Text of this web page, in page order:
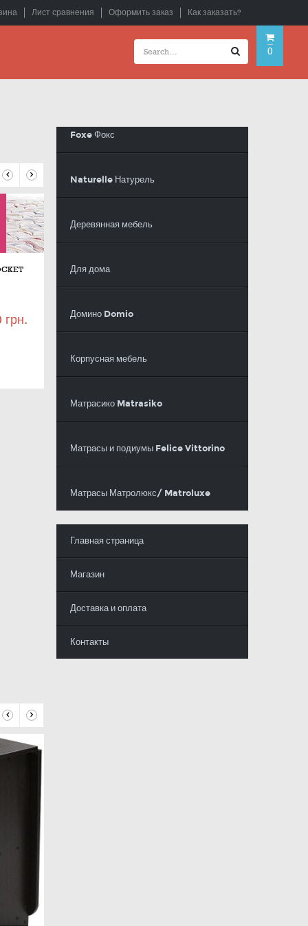
Лист сравнения Оформить заказ Как заказать?
0
грн.
Foxe Фокс
Naturelle Натурель
Деревянная мебель
Для дома
Домино Domio
Корпусная мебель
Матрасико Matrasiko
Матрасы и подиумы Felice Vittorino
Матрасы Матролюкс/ Matroluxe
Главная страница
Магазин
Доставка и оплата
Контакты